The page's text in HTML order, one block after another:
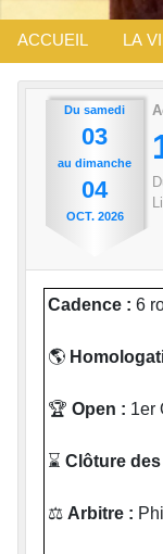
ACCUEIL LA
Du samedi
03
au dimanche
04
OCT. 2026
Cadence : 6
🌎
🏆 Open : 1er
⌛ Clôture
⚖ Arbitre :